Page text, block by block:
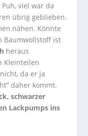
Puh, viel war da
übrig geblieben.
nähen. Könnte
Baumwollstoff ist
heraus
Kleinteilen
da er ja
daher kommt.
schwarzer
Lackpumps ins